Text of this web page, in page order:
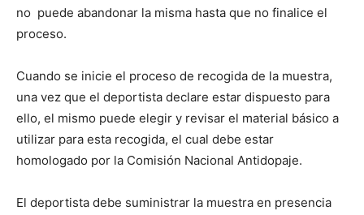
no puede abandonar la misma hasta que no finalice el
proceso.
Cuando se inicie el proceso de recogida de la muestra,
una vez que el deportista declare estar dispuesto para
ello, el mismo puede elegir y revisar el material básico a
utilizar para esta recogida, el cual debe estar
homologado por la Comisión Nacional Antidopaje.
El deportista debe suministrar la muestra en presencia